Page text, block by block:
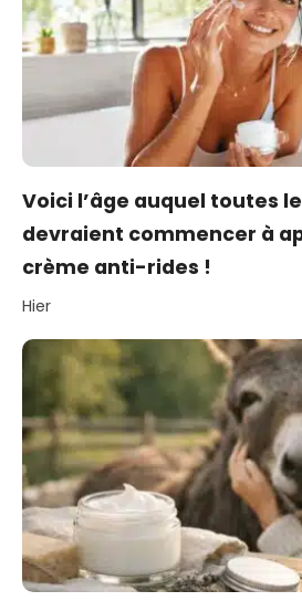
Voici l’âge auquel toutes
devraient commencer à
crème anti-rides !
Hier